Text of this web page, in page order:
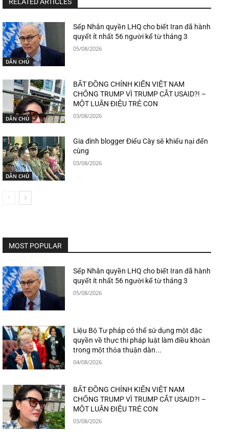
DÂN CHỦ
Sếp Nhân quyền LHQ cho biết Iran đã hành
quyết ít nhất 56 người kể từ tháng 3
05/08/2026
DÂN CHỦ
BẤT ĐỒNG CHÍNH KIẾN VIỆT NAM
CHỐNG TRUMP VÌ TRUMP CẮT USAID?! –
MỘT LUẬN ĐIỆU TRẺ CON
03/08/2026
DÂN CHỦ
Gia đình blogger Điếu Cày sẽ khiếu nại đến
cùng
03/08/2026
MOST POPULAR
Sếp Nhân quyền LHQ cho biết Iran đã hành
quyết ít nhất 56 người kể từ tháng 3
05/08/2026
Liệu Bộ Tư pháp có thể sử dụng một đặc
quyền về thực thi pháp luật làm điều khoản
trong một thỏa thuận dàn...
04/08/2026
BẤT ĐỒNG CHÍNH KIẾN VIỆT NAM
CHỐNG TRUMP VÌ TRUMP CẮT USAID?! –
MỘT LUẬN ĐIỆU TRẺ CON
03/08/2026